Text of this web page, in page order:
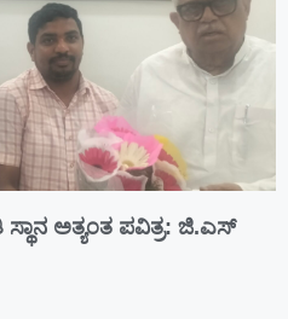
ಸ್ಥಾನ ಅತ್ಯಂತ ಪವಿತ್ರ: ಜಿ.ಎಸ್